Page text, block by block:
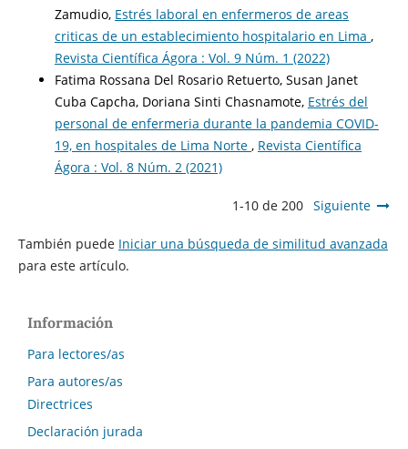
Zamudio, Estrés laboral en enfermeros de areas
criticas de un establecimiento hospitalario en Lima ,
Revista Científica Ágora : Vol. 9 Núm. 1 (2022)
Fatima Rossana Del Rosario Retuerto, Susan Janet
Cuba Capcha, Doriana Sinti Chasnamote, Estrés del
personal de enfermeria durante la pandemia COVID-
19, en hospitales de Lima Norte , Revista Científica
Ágora : Vol. 8 Núm. 2 (2021)
1-10 de 200 Siguiente
También puede Iniciar una búsqueda de similitud avanzada
para este artículo.
Información
Para lectores/as
Para autores/as
Directrices
Declaración jurada